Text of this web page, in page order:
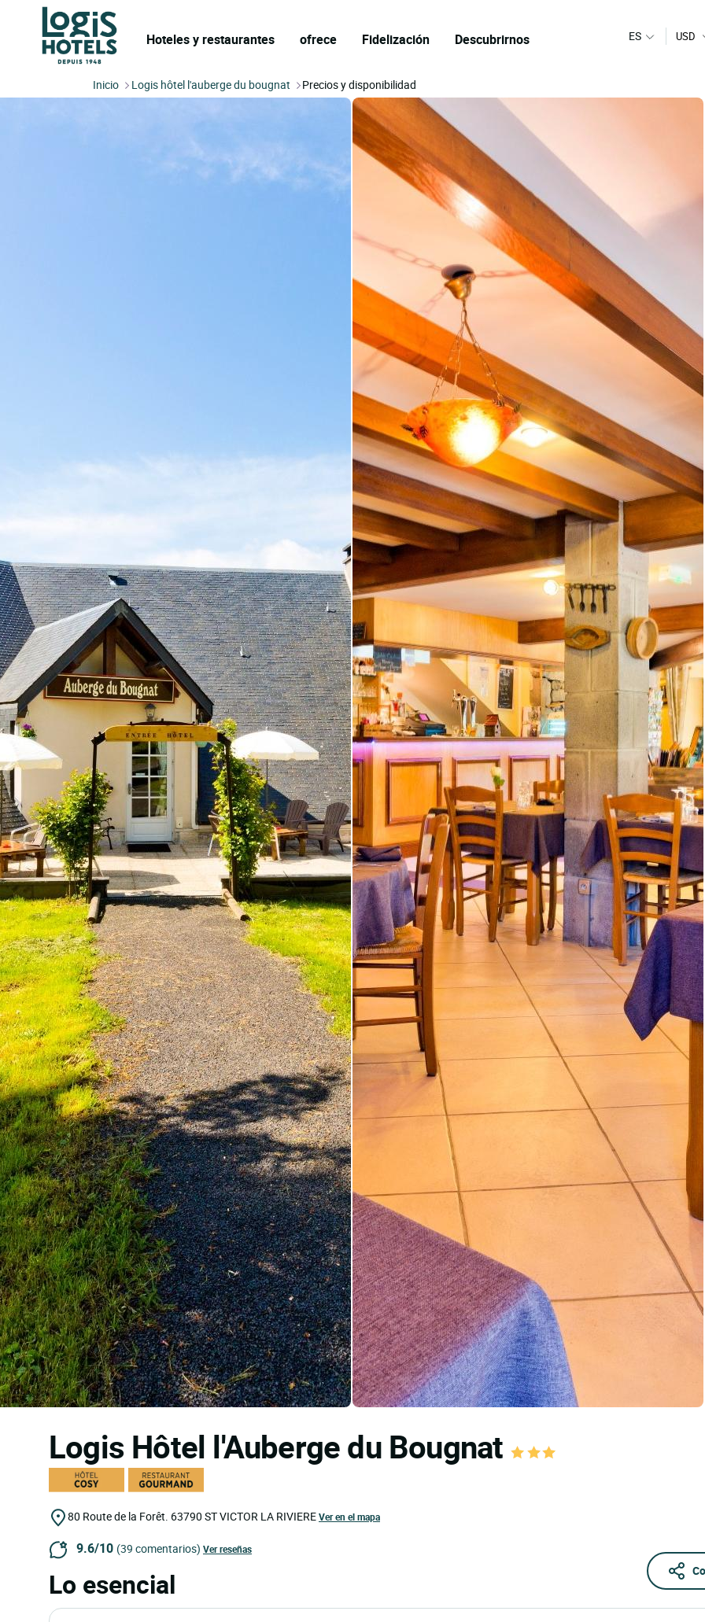
Hoteles y restaurantes ofrece Fidelización Descubrirnos ES USD
Inicio Logis hôtel l'auberge du bougnat Precios y disponibilidad
Logis Hôtel l'Auberge du Bougnat
80 Route de la Forêt. 63790 ST VICTOR LA RIVIEREVer en el mapa
9.6/10 (39 comentarios) Ver reseñas
Lo esencial